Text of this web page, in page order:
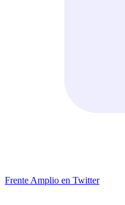
Frente Amplio en Twitter